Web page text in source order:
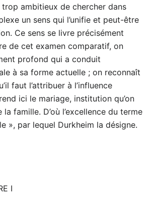
trop ambitieux de chercher dans
un sens qui l’unifie et peut-être
Ce sens se livre précisément
de cet examen comparatif, on
profond qui a conduit
à sa forme actuelle ; on reconnaît
faut l’attribuer à l’influence
ici le mariage, institution qu’on
famille. D’où l’excellence du terme
», par lequel Durkheim la désigne.
I